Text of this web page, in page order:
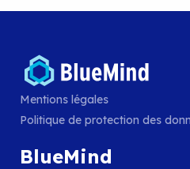
Mentions légales
Politique de protection des
BlueMind